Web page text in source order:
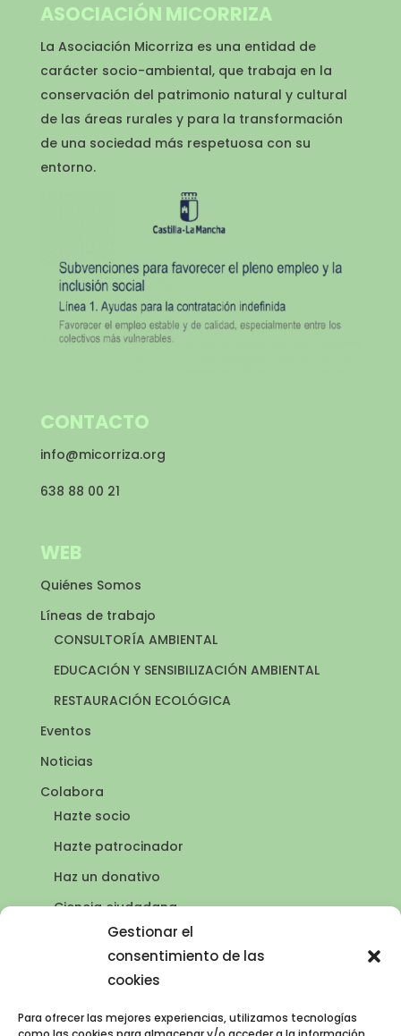
Gestionar el
consentimiento de las
cookies
Para ofrecer las mejores experiencias, utilizamos tecnologías
ASOCIACIÓN MICORRIZA
La Asociación Micorriza es una entidad de
carácter socio-ambiental, que trabaja en la
conservación del patrimonio natural y cultural
de las áreas rurales y para la transformación
de una sociedad más respetuosa con su
entorno.
CONTACTO
info@micorriza.org
638 88 00 21
WEB
Quiénes Somos
Líneas de trabajo
CONSULTORÍA AMBIENTAL
EDUCACIÓN Y SENSIBILIZACIÓN AMBIENTAL
RESTAURACIÓN ECOLÓGICA
Eventos
Noticias
Colabora
Hazte socio
Hazte patrocinador
Haz un donativo
Ciencia ciudadana
Puntos de agua